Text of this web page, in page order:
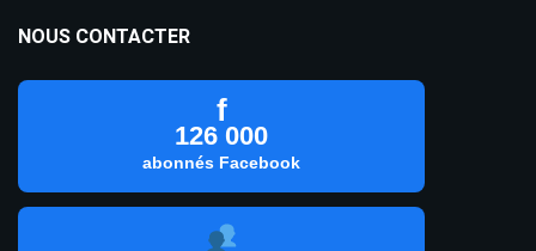
NOUS CONTACTER
f
126 000
abonnés Facebook